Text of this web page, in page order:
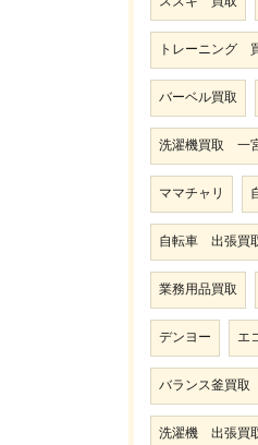
トレーニング
バーベル買取
洗濯機買取 一
ママチャリ
自転車 出張買
業務用品買取
デンヨー エ
バランス釜買取
洗濯機 出張買